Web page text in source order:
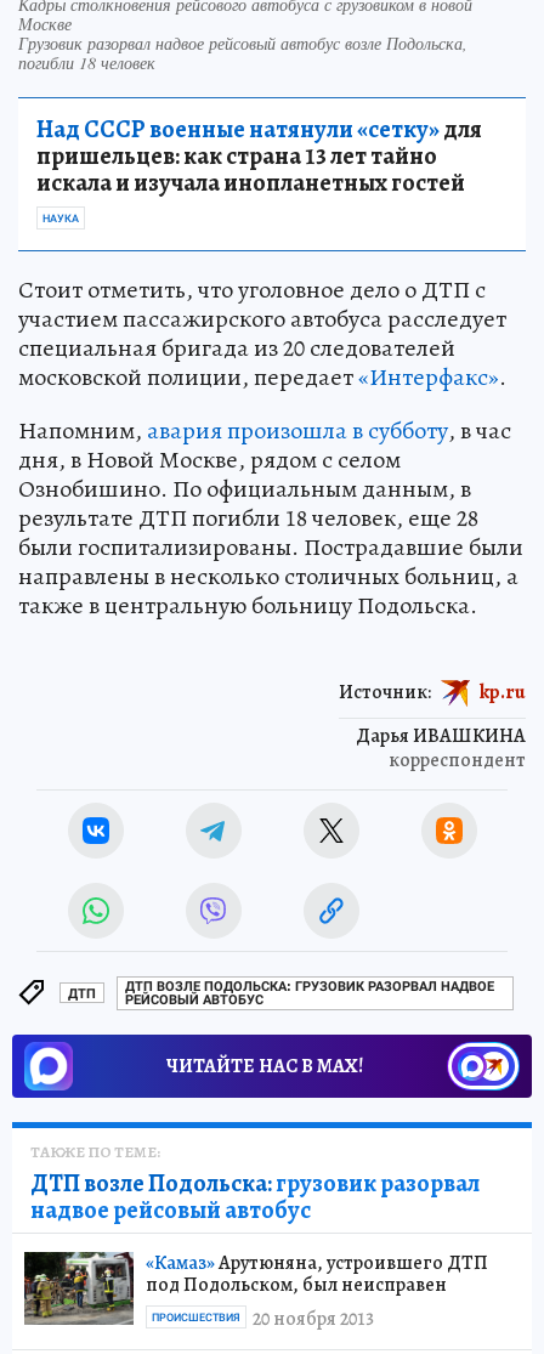
Москве
Грузовик разорвал надвое рейсовый автобус возле Подольска,
погибли 18 человек
Над СССР военные натянули «сетку»для
пришельцев: как страна 13 лет тайно
искала и изучала инопланетных гостей
НАУКА
Стоит отметить, что уголовное дело о ДТП с
участием пассажирского автобуса расследует
специальная бригада из 20 следователей
московской полиции, передает«Интерфакс».
Напомним, авария произошла в субботу, в час
дня, в Новой Москве, рядом с селом
Ознобишино. По официальным данным, в
результате ДТП погибли 18 человек, еще 28
были госпитализированы. Пострадавшие были
направлены в несколько столичных больниц, а
также в центральную больницу Подольска.
Дарья ИВАШКИНА
корреспондент
Источник: kp.ru
ДТП
ДТП ВОЗЛЕ ПОДОЛЬСКА: ГРУЗОВИК РАЗОРВАЛ НАДВОЕ
РЕЙСОВЫЙ АВТОБУС
ЧИТАЙТЕ НАС В МАХ!
ТАКЖЕ ПО ТЕМЕ:
ДТП возле Подольска:грузовик разорвал
надвое рейсовый автобус
«Камаз»Арутюняна, устроившего ДТП
под Подольском, был неисправен
20 ноября 2013
ПРОИСШЕСТВИЯ